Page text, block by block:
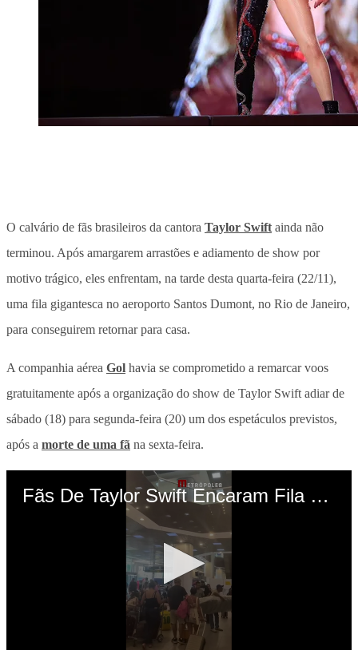
O calvário de fãs brasileiros da cantora Taylor Swift ainda não
terminou. Após amargarem arrastões e adiamento de show por
motivo trágico, eles enfrentam, na tarde desta quarta-feira (22/11),
uma fila gigantesca no aeroporto Santos Dumont, no Rio de Janeiro,
para conseguirem retornar para casa.
A companhia aérea Gol havia se comprometido a remarcar voos
gratuitamente após a organização do show de Taylor Swift adiar de
sábado (18) para segunda-feira (20) um dos espetáculos previstos,
após a morte de uma fã na sexta-feira.